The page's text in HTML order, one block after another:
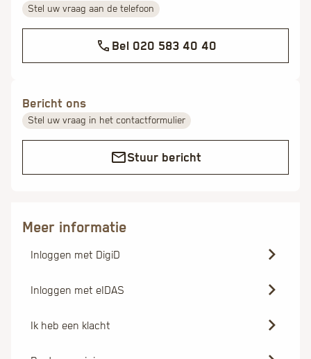
Stel uw vraag aan de telefoon
Bel 020 583 40 40
Bericht ons
Stel uw vraag in het contactformulier
Stuur bericht
Inloggen met DigiD
Inloggen met eIDAS
Ik heb een klacht